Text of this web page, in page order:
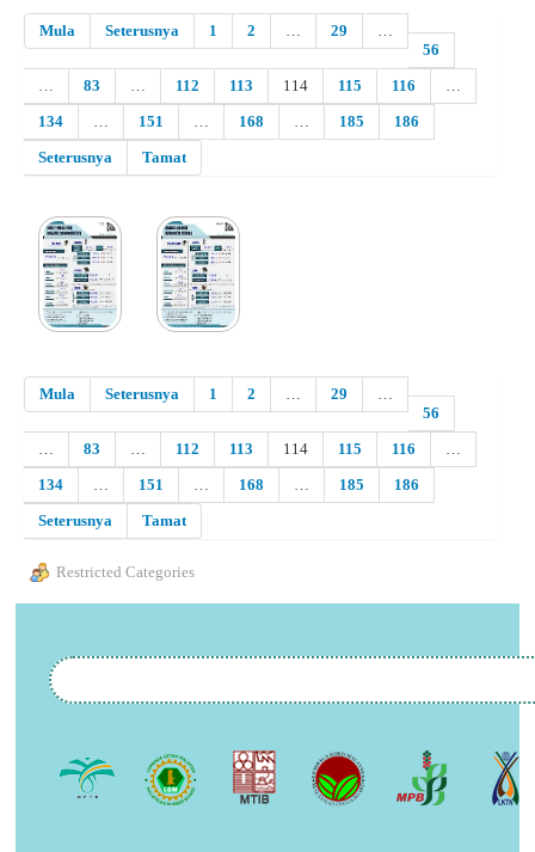
Mula Seterusnya 1 2 … 29
…
56
…
83 … 112 113 114 115 116
…
134
… 151 … 168 … 185
186
Seterusnya
Tamat
Mula Seterusnya 1 2 … 29
…
56
…
83 … 112 113 114 115 116
…
134
… 151 … 168 … 185
186
Seterusnya
Tamat
Restricted Categories